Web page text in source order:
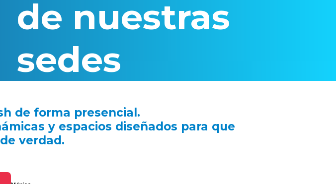
de nuestras
sedes
de forma presencial.
y espacios diseñados para que
verdad.